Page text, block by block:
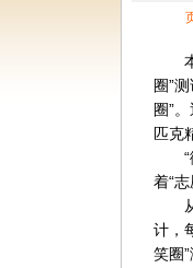
本
圈”
圈”
匹克
“微
着“
从
计，
笑圈”